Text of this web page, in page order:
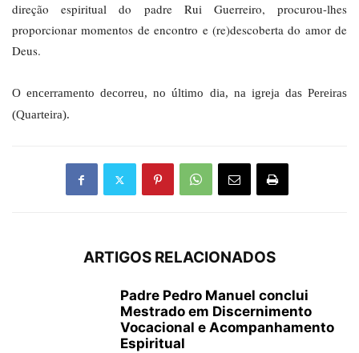
direção espiritual do padre Rui Guerreiro, procurou-lhes
proporcionar momentos de encontro e (re)descoberta do amor de
Deus.
O encerramento decorreu, no último dia, na igreja das Pereiras
(Quarteira).
ARTIGOS RELACIONADOS
Padre Pedro Manuel conclui
Mestrado em Discernimento
Vocacional e Acompanhamento
Espiritual